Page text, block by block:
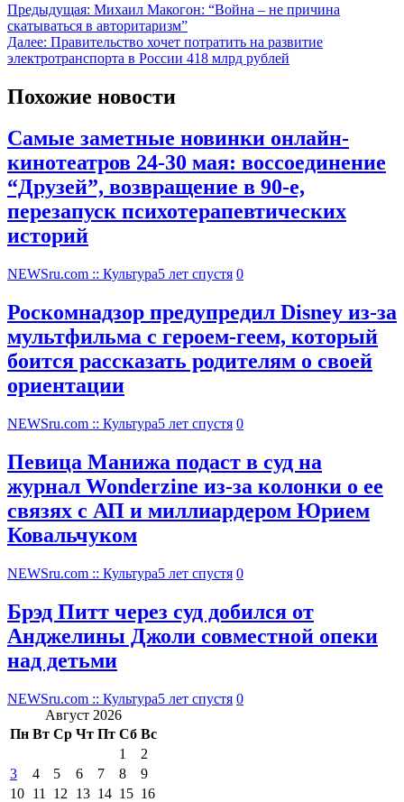
Предыдущая: Михаил Макогон: “Война – не причина
скатываться в авторитаризм”
Далее: Правительство хочет потратить на развитие
электротранспорта в России 418 млрд рублей
Похожие новости
Самые заметные новинки онлайн-
кинотеатров 24-30 мая: воссоединение
“Друзей”, возвращение в 90-е,
перезапуск психотерапевтических
историй
NEWSru.com :: Культура5 лет спустя 0
Роскомнадзор предупредил Disney из-за
мультфильма c героем-геем, который
боится рассказать родителям о своей
ориентации
NEWSru.com :: Культура5 лет спустя 0
Певица Манижа подаст в суд на
журнал Wonderzine из-за колонки о ее
связях с АП и миллиардером Юрием
Ковальчуком
NEWSru.com :: Культура5 лет спустя 0
Брэд Питт через суд добился от
Анджелины Джоли совместной опеки
над детьми
NEWSru.com :: Культура5 лет спустя 0
Август 2026
Пн Вт Ср Чт Пт Сб Вс
1
2
3
4 5 6 7 8
9
10 11 12 13 14 15 16